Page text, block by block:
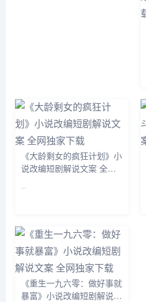
《大龄剩女的疯狂计划》小
说改编短剧解说文案 全网
...
《重生一九六零：做好事就
暴富》小说改编短剧解说文